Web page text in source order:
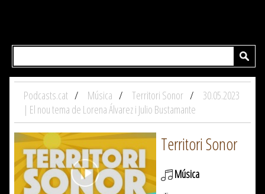
Podcasts.cat Música Territori Sonor
30.05.2023
| El nou tema de Lorena Álvarez i Julio Bustamante
Territori Sonor
Música